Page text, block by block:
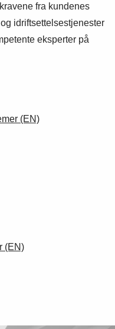
fra kundenes
idriftsettelsestjenester
eksperter på
(EN)
(EN)